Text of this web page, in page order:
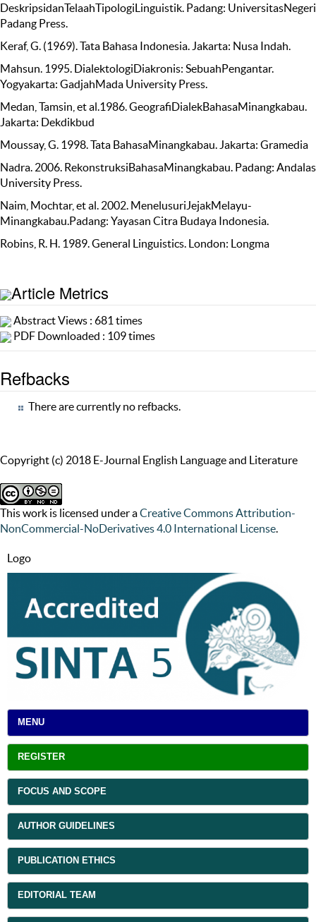
DeskripsidanTelaahTipologiLinguistik. Padang: UniversitasNegeri
Padang Press.
Keraf, G. (1969). Tata Bahasa Indonesia. Jakarta: Nusa Indah.
Mahsun. 1995. DialektologiDiakronis: SebuahPengantar.
Yogyakarta: GadjahMada University Press.
Medan, Tamsin, et al.1986. GeografiDialekBahasaMinangkabau.
Jakarta: Dekdikbud
Moussay, G. 1998. Tata BahasaMinangkabau. Jakarta: Gramedia
Nadra. 2006. RekonstruksiBahasaMinangkabau. Padang: Andalas
University Press.
Naim, Mochtar, et al. 2002. MenelusuriJejakMelayu-
Minangkabau.Padang: Yayasan Citra Budaya Indonesia.
Robins, R. H. 1989. General Linguistics. London: Longma
Article Metrics
Abstract Views : 681 times
PDF Downloaded : 109 times
Refbacks
There are currently no refbacks.
Copyright (c) 2018 E-Journal English Language and Literature
This work is licensed under aCreative Commons Attribution-
NonCommercial-NoDerivatives 4.0 International License.
Logo
MENU
REGISTER
FOCUS AND SCOPE
AUTHOR GUIDELINES
PUBLICATION ETHICS
EDITORIAL TEAM